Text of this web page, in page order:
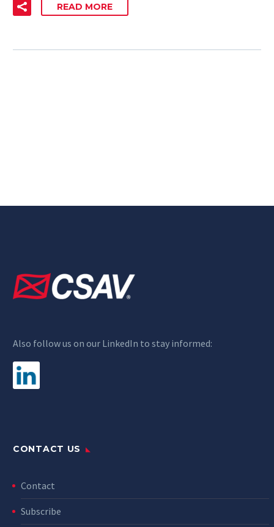
READ MORE
Also follow us on our LinkedIn to stay informed:
CONTACT US
Contact
Subscribe